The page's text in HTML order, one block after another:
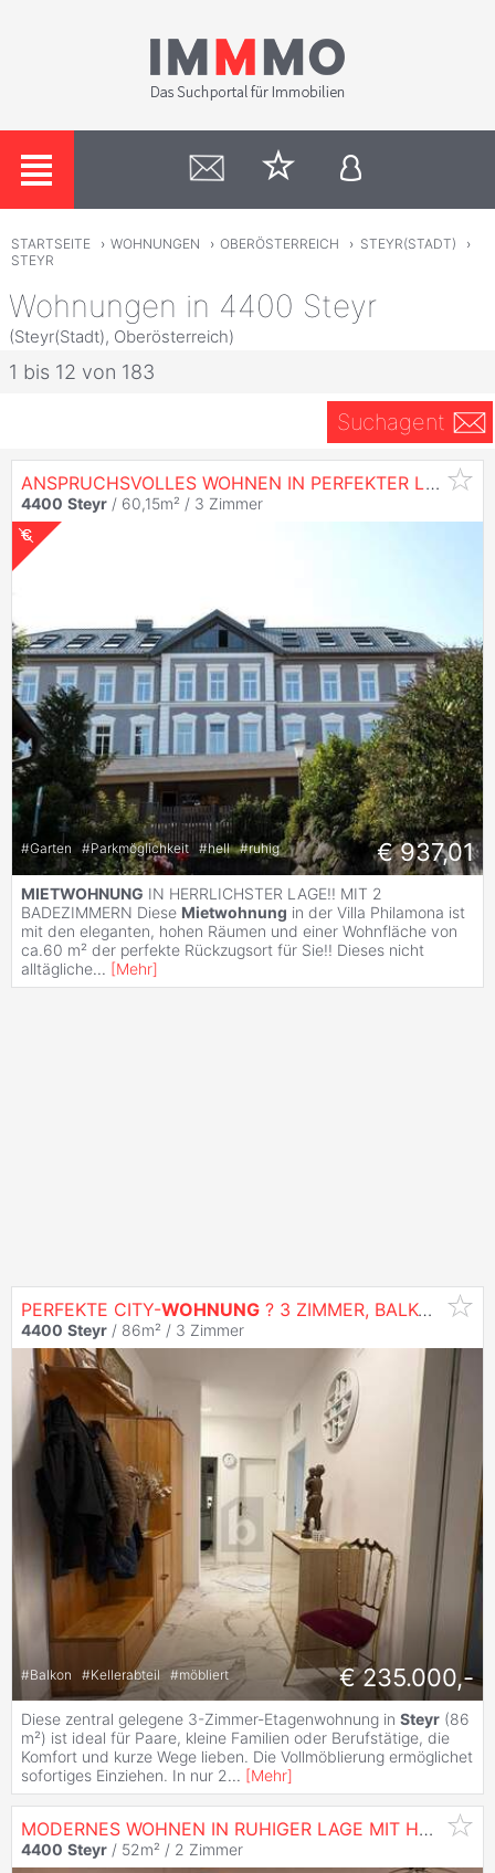
STARTSEITE › WOHNUNGEN › OBERÖSTERREICH › STEYR(STADT)
›
STEYR
Wohnungen in 4400 Steyr
(Steyr(Stadt), Oberösterreich)
1 bis 12 von 183
Suchagent
ANSPRUCHSVOLLES WOHNEN IN PERFEKTER LAGE! Provisionsfrei
4400 Steyr / 60,15m² / 3 Zimmer
#Garten #Parkmöglichkeit #hell #ruhig € 937,01
MIETWOHNUNG IN HERRLICHSTER LAGE!! MIT 2
BADEZIMMERN Diese Mietwohnung in der Villa Philamona ist
mit den eleganten, hohen Räumen und einer Wohnfläche von
ca.60 m² der perfekte Rückzugsort für Sie!! Dieses nicht
alltägliche... [Mehr]
PERFEKTE CITY-WOHNUNG ? 3 ZIMMER, BALKON & BESTE INFRASTRUKTUR
4400 Steyr / 86m² / 3 Zimmer
#Balkon #Kellerabteil #möbliert € 235.000,-
Diese zentral gelegene 3-Zimmer-Etagenwohnung in Steyr (86
m²) ist ideal für Paare, kleine Familien oder Berufstätige, die
Komfort und kurze Wege lieben. Die Vollmöblierung ermöglichet
sofortiges Einziehen. In nur 2... [Mehr]
MODERNES WOHNEN IN RUHIGER LAGE MIT HOCHWERTIGER AUSSTATTUNG
4400 Steyr / 52m² / 2 Zimmer